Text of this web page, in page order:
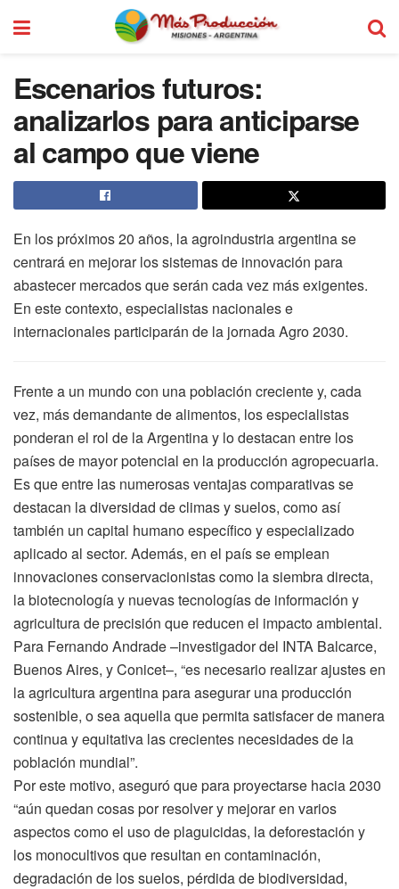
Escenarios futuros:
analizarlos para anticiparse
al campo que viene
En los próximos 20 años, la agroindustria argentina se
centrará en mejorar los sistemas de innovación para
abastecer mercados que serán cada vez más exigentes.
En este contexto, especialistas nacionales e
internacionales participarán de la jornada Agro 2030.
Frente a un mundo con una población creciente y, cada
vez, más demandante de alimentos, los especialistas
ponderan el rol de la Argentina y lo destacan entre los
países de mayor potencial en la producción agropecuaria.
Es que entre las numerosas ventajas comparativas se
destacan la diversidad de climas y suelos, como así
también un capital humano específico y especializado
aplicado al sector. Además, en el país se emplean
innovaciones conservacionistas como la siembra directa,
la biotecnología y nuevas tecnologías de información y
agricultura de precisión que reducen el impacto ambiental.
Para Fernando Andrade –investigador del INTA Balcarce,
Buenos Aires, y Conicet–, “es necesario realizar ajustes en
la agricultura argentina para asegurar una producción
sostenible, o sea aquella que permita satisfacer de manera
continua y equitativa las crecientes necesidades de la
población mundial”.
Por este motivo, aseguró que para proyectarse hacia 2030
“aún quedan cosas por resolver y mejorar en varios
aspectos como el uso de plaguicidas, la deforestación y
los monocultivos que resultan en contaminación,
degradación de los suelos, pérdida de biodiversidad,